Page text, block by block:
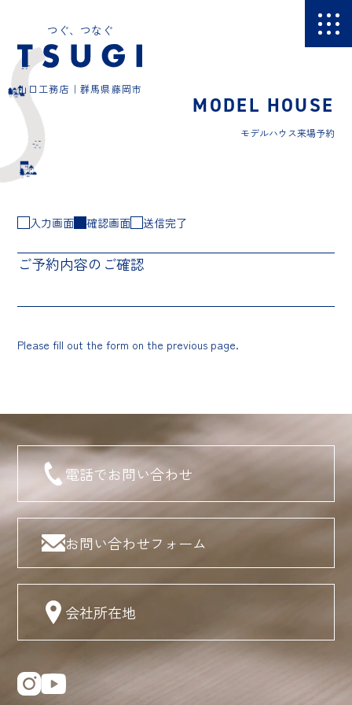
つぐ、つなぐ
山口工務店｜群馬県藤岡市
MODEL HOUSE
モデルハウス来場予約
入力画面 確認画面 送信完了
ご予約内容のご確認
Please fill out the form on the previous page.
電話でお問い合わせ
お問い合わせフォーム
会社所在地